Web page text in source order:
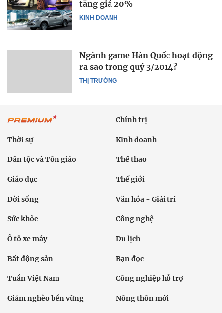
KINH DOANH
tăng giá 20%
THỊ TRƯỜNG
Ngành game Hàn Quốc hoạt động
ra sao trong quý 3/2014?
Chính trị
Thời sự Kinh doanh
Dân tộc và Tôn giáo Thể thao
Giáo dục Thế giới
Đời sống Văn hóa - Giải trí
Sức khỏe Công nghệ
Ô tô xe máy Du lịch
Bất động sản Bạn đọc
Tuần Việt Nam Công nghiệp hỗ trợ
Giảm nghèo bền vững Nông thôn mới